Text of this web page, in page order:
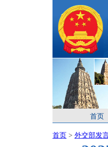
首页
首页 > 外交部发